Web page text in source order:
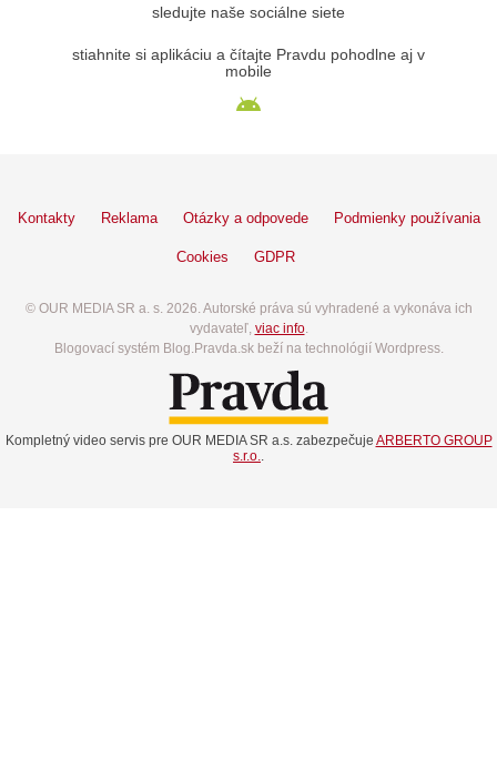
sledujte naše sociálne siete
stiahnite si aplikáciu a čítajte Pravdu pohodlne aj v
mobile
Kontakty Reklama Otázky a odpovede Podmienky používania
Cookies GDPR
© OUR MEDIA SR a. s. 2026. Autorské práva sú vyhradené a vykonáva ich
vydavateľ, viac info.
Blogovací systém Blog.Pravda.sk beží na technológií Wordpress.
Kompletný video servis pre OUR MEDIA SR a.s. zabezpečuje ARBERTO GROUP
s.r.o..